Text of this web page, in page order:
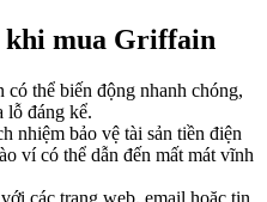
mua Griffain
thể biến động nhanh chóng,
lỗ đáng kể.
nhiệm bảo vệ tài sản tiền điện
ví có thể dẫn đến mất mát vĩnh
các trang web, email hoặc tin